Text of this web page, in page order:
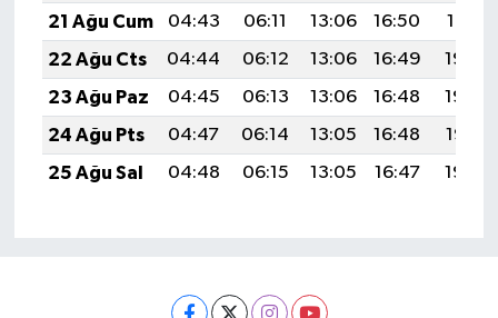
21 Ağu Cum
04:43 06:11 13:06 16:50
19:51
22 Ağu Cts
04:44 06:12 13:06 16:49
19:50
23 Ağu Paz
04:45 06:13 13:06 16:48
19:48
24 Ağu Pts
04:47 06:14 13:05 16:48
19:47
25 Ağu Sal
04:48 06:15 13:05 16:47 19:45